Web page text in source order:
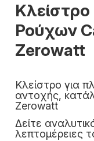
Ρούχων
Zerowatt
Κλείστρο για
αντοχής,
Zerowatt
Δείτε
λεπτομέρειες